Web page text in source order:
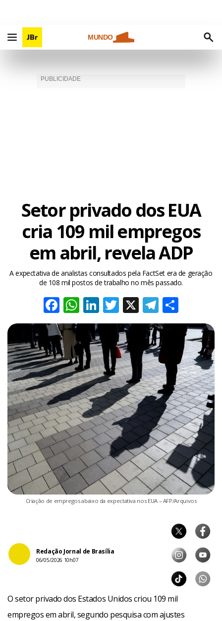
MUNDO
Setor privado dos EUA
cria 109 mil empregos
em abril, revela ADP
A expectativa de analistas consultados pela FactSet era de geração
de 108 mil postos de trabalho no mês passado.
Facebook
WhatsApp
LinkedIn
Twitter
X
Criação de empregos abaixo da expectativa nos EUA – AFP/Arquivos
Redação Jornal de Brasília
06/05/2026 10h07
O setor privado dos Estados Unidos criou 109 mil
empregos em abril, segundo pesquisa com ajustes